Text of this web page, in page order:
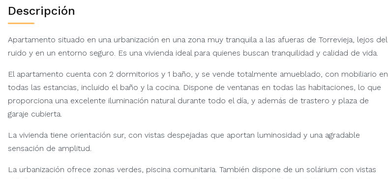
Descripción
Apartamento situado en una urbanización en una zona muy tranquila a las afueras de Torrevieja, lejos del
ruido y en un entorno seguro. Es una vivienda ideal para quienes buscan tranquilidad y calidad de vida.
El apartamento cuenta con 2 dormitorios y 1 baño, y se vende totalmente amueblado, con mobiliario en
todas las estancias, incluido el baño y la cocina. Dispone de ventanas en todas las habitaciones, lo que
proporciona una excelente iluminación natural durante todo el día, y además de trastero y plaza de
garaje cubierta.
La vivienda tiene orientación sur, con vistas despejadas que aportan luminosidad y una agradable
sensación de amplitud.
La urbanización ofrece zonas verdes, piscina comunitaria. También dispone de un solárium con vistas